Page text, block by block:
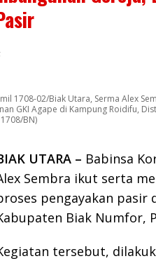
1708-02/Biak Utara, Serma Alex
GKI Agape di Kampung Roidifu,
BN)
UTARA – Babinsa
Sembra ikut serta
pengayakan pasir
Biak Numfor,
tersebut,